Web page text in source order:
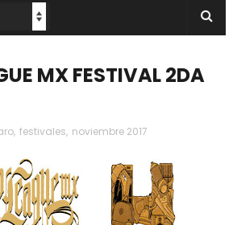
MX FESTIVAL 2DA
, festivales, noviembre 2017